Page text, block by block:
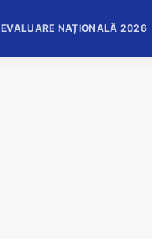
EVALUARE NAȚIONALĂ 2026